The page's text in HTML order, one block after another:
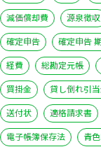
減価償却費
源泉徴収
確定申告
確定申告
経費
総勘定元帳
買掛金
貸し倒れ引
送付状
適格請求書
電子帳簿保存法
青